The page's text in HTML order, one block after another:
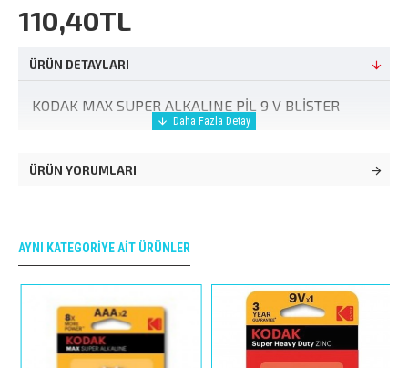
110,40TL
ÜRÜN DETAYLARI
KODAK MAX SUPER ALKALINE PİL 9 V BLİSTER
ÜRÜN YORUMLARI
AYNI KATEGORIYE AIT ÜRÜNLER